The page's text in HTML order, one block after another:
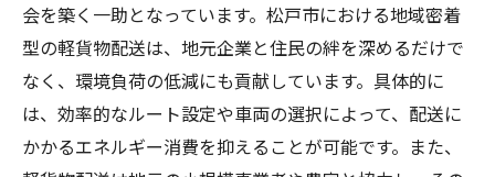
会を築く一助となっています。松戸市における地域密着
型の軽貨物配送は、地元企業と住民の絆を深めるだけで
なく、環境負荷の低減にも貢献しています。具体的に
は、効率的なルート設定や車両の選択によって、配送に
かかるエネルギー消費を抑えることが可能です。また、